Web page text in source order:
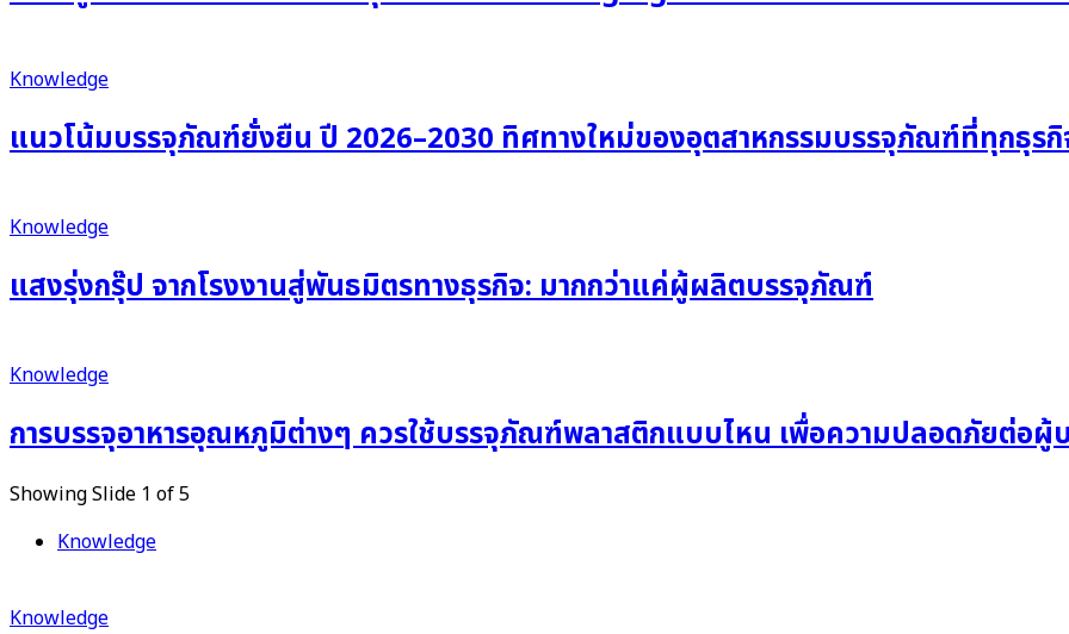
Knowledge
แนวโน้มบรรจุภัณฑ์ยั่งยืน ปี 2026–2030 ทิศทางใหม่ของอุตสาหกรรมบรรจุภัณฑ์ที่ทุกธุร
Knowledge
แสงรุ่งกรุ๊ป จากโรงงานสู่พันธมิตรทางธุรกิจ: มากกว่าแค่ผู้ผลิตบรรจุภัณฑ์
Knowledge
การบรรจุอาหารอุณหภูมิต่างๆ ควรใช้บรรจุภัณฑ์พลาสติกแบบไหน เพื่อความปลอดภัยต่อผู้
Showing Slide 1 of 5
Knowledge
Knowledge